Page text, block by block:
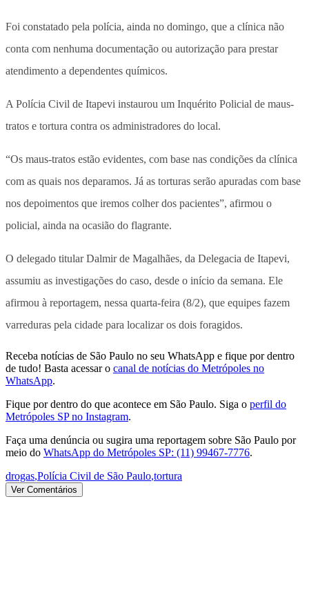
Foi constatado pela polícia, ainda no domingo, que a clínica não
conta com nenhuma documentação ou autorização para prestar
atendimento a dependentes químicos.
A Polícia Civil de Itapevi instaurou um Inquérito Policial de maus-
tratos e tortura contra os administradores do local.
“Os maus-tratos estão evidentes, com base nas condições da clínica
com as quais nos deparamos. Já as torturas serão apuradas com base
nos depoimentos que iremos colher dos pacientes”, afirmou o
policial, ainda na ocasião do flagrante.
O delegado titular Dalmir de Magalhães, da Delegacia de Itapevi,
assumiu as investigações do caso, desde o início da semana. Ele
afirmou à reportagem, nessa quarta-feira (8/2), que equipes fazem
varreduras pela cidade para localizar os dois foragidos.
Receba notícias de São Paulo no seu WhatsApp e fique por dentro
de tudo! Basta acessar o canal de notícias do Metrópoles no
WhatsApp.
Fique por dentro do que acontece em São Paulo. Siga o perfil do
Metrópoles SP no Instagram.
Faça uma denúncia ou sugira uma reportagem sobre São Paulo por
meio do WhatsApp do Metrópoles SP: (11) 99467-7776.
drogas,Polícia Civil de São Paulo,tortura
Ver Comentários